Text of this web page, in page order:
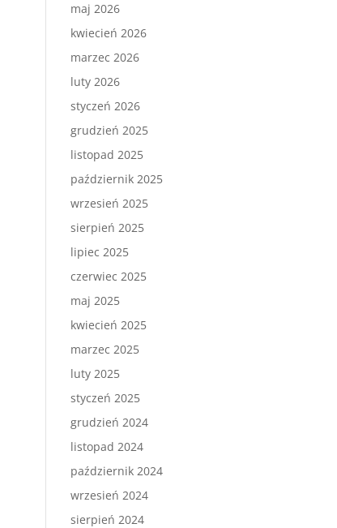
maj 2026
kwiecień 2026
marzec 2026
luty 2026
styczeń 2026
grudzień 2025
listopad 2025
październik 2025
wrzesień 2025
sierpień 2025
lipiec 2025
czerwiec 2025
maj 2025
kwiecień 2025
marzec 2025
luty 2025
styczeń 2025
grudzień 2024
listopad 2024
październik 2024
wrzesień 2024
sierpień 2024